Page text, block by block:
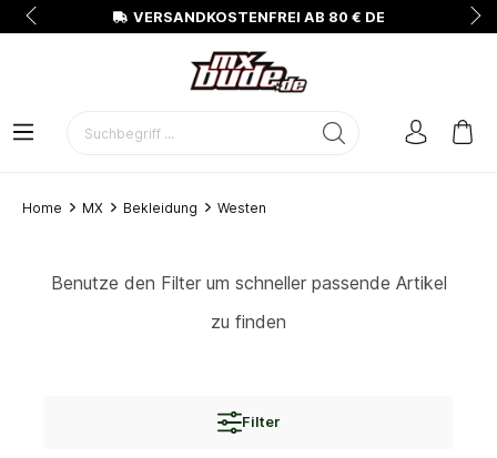
VERSANDKOSTENFREI AB 80 € DE
Home MX Bekleidung Westen
Benutze den Filter um schneller passende Artikel
zu finden
Filter